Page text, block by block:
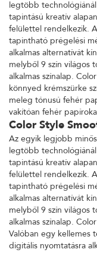
legtöbb
tapintású kreatív
felülettel rendelkezik.
tapintható prégelési
alkalmas alternatívát
melyből 9 szín világos
alkalmas színalap.
könnyed krémszürke
meleg tónusú fehér
vakítóan fehér
Color Style
Az egyik legjobb
legtöbb
tapintású kreatív
felülettel rendelkezik.
tapintható prégelési
alkalmas alternatívát
melyből 9 szín világos
alkalmas színalap.
Valóban egy kellemes
digitális nyomtatásra